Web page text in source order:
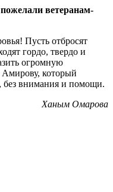
ветеранам-
Пусть отбросят
гордо, твердо и
огромную
Амирову, который
без внимания и помощи.
Ханым Омарова